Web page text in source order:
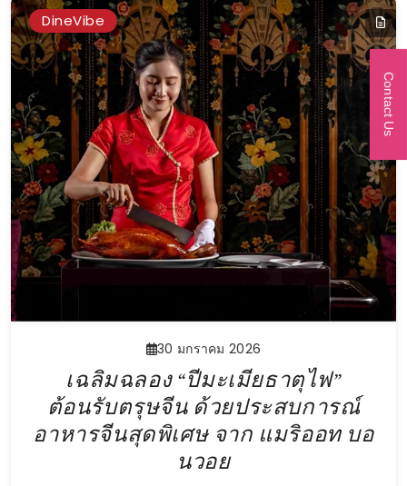
DineVibe
30 มกราคม 2026
เฉลิมฉลอง “ปีมะเมียธาตุไฟ”
ต้อนรับตรุษจีน ด้วยประสบการณ์
อาหารจีนสุดพิเศษ จาก แมริออท บอ
นวอย
Contact Us